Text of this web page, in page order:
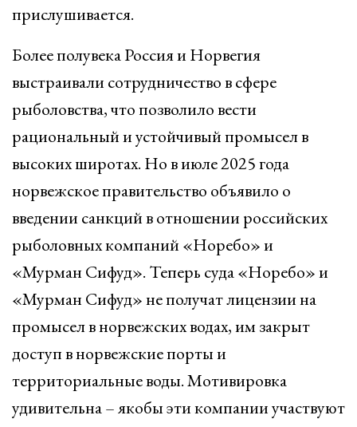
прислушивается.
Более полувека Россия и Норвегия
выстраивали сотрудничество в сфере
рыболовства, что позволило вести
рациональный и устойчивый промысел в
высоких широтах. Но в июле 2025 года
норвежское правительство объявило о
введении санкций в отношении российских
рыболовных компаний «Норебо» и
«Мурман Сифуд». Теперь суда «Норебо» и
«Мурман Сифуд» не получат лицензии на
промысел в норвежских водах, им закрыт
доступ в норвежские порты и
территориальные воды. Мотивировка
удивительна – якобы эти компании участвуют